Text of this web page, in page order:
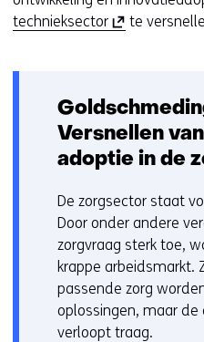
e
j
s
t
a
a
r
e
e
n
a
technieksector(
n
t
i
n
i
e
u
w
v
e
te
Versnellen
adoptie in de
De zorgsector staat
Door onder andere
zorgvraag sterk toe,
krappe arbeidsmarkt.
passende zorg
oplossingen, maar de
verloopt traag.